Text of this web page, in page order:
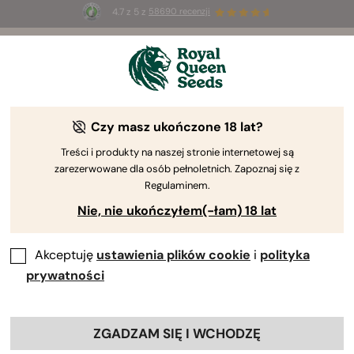
4.7 z 5 z 58690 recenzji
3 nasiona White Widow Auto
Kompletny przewodnik po układzie
endokannabinoidowym
Po odkryciukannabinoidówtakich jak THC i CBD,
naukowcy zaczęli się zastanawiać nad tym, w jaki sposób
Czy masz ukończone 18 lat?
Treści i produkty na naszej stronie internetowej są
zarezerwowane dla osób pełnoletnich. Zapoznaj się z
Regulaminem.
Nie, nie ukończyłem(-łam) 18 lat
Akceptuję ustawienia plików cookie i polityka
prywatności
ZGADZAM SIĘ I WCHODZĘ